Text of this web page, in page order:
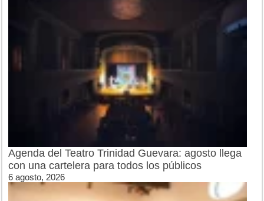
Agenda del Teatro Trinidad Guevara: agosto llega
con una cartelera para todos los públicos
6 agosto, 2026